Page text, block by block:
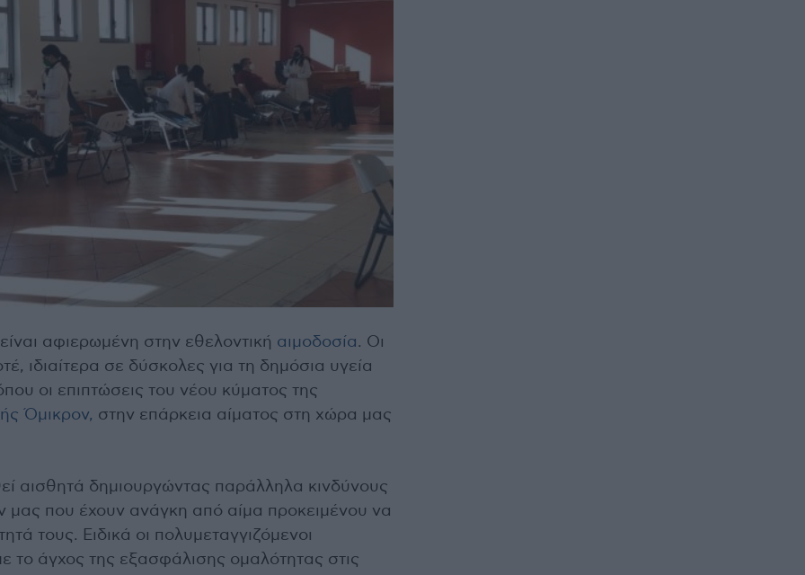
αφιερωμένη στην εθελοντική αιμοδοσία. Οι
ιδιαίτερα σε δύσκολες για τη δημόσια υγεία
οι επιπτώσεις του νέου κύματος της
Όμικρον, στην επάρκεια αίματος στη χώρα μας
αισθητά δημιουργώντας παράλληλα κινδύνους
μας που έχουν ανάγκη από αίμα προκειμένου να
τους. Ειδικά οι πολυμεταγγιζόμενοι
το άγχος της εξασφάλισης ομαλότητας στις